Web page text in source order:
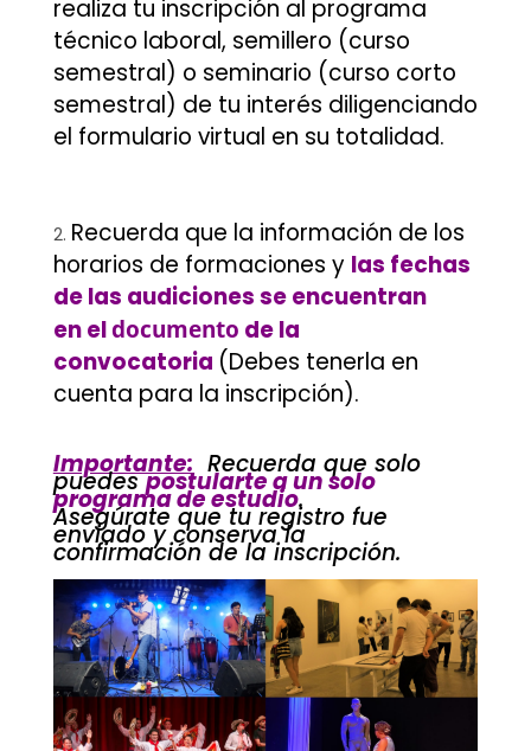
realiza tu inscripción al programa
técnico laboral, semillero (curso
semestral) o seminario (curso corto
semestral) de tu interés diligenciando
el formulario virtual en su totalidad.
Recuerda que la información de los
horarios de formaciones y las fechas
de las audiciones se encuentran
en eldocumento de la
convocatoria (Debes tenerla en
cuenta para la inscripción).
Importante: Recuerda que solo
puedespostularte a un solo
programa de estudio.
Asegúrate que tu registro fue
enviado y conserva la
confirmación de la inscripción.